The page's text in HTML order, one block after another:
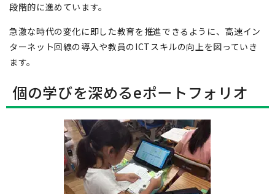
段階的に進めています。
急激な時代の変化に即した教育を推進できるように、高速イン
ターネット回線の導入や教員のICTスキルの向上を図っていき
ます。
個の学びを深めるeポートフォリオ